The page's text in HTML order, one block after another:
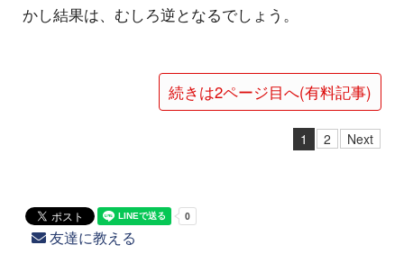
かし結果は、むしろ逆となるでしょう。
続きは2ページ目へ(有料記事)
1 2 Next
友達に教える